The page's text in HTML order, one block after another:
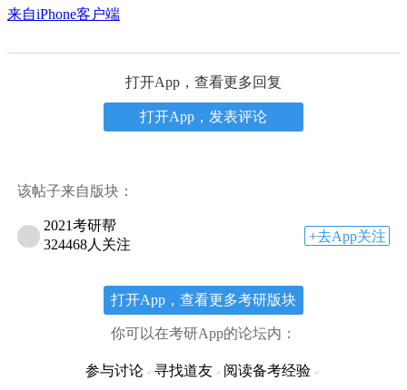
来自iPhone客户端
打开App，查看更多回复
打开App，发表评论
该帖子来自版块：
2021考研帮
324468人关注
+去App关注
打开App，查看更多考研版块
你可以在考研App的论坛内：
参与讨论 寻找道友 阅读备考经验